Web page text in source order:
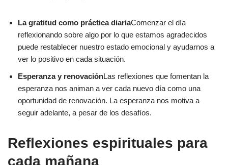
La gratitud como práctica diariaComenzar el día
reflexionando sobre algo por lo que estamos agradecidos
puede restablecer nuestro estado emocional y ayudarnos a
ver lo positivo en cada situación.
Esperanza y renovaciónLas reflexiones que fomentan la
esperanza nos animan a ver cada nuevo día como una
oportunidad de renovación. La esperanza nos motiva a
seguir adelante, a pesar de los desafíos.
Reflexiones espirituales para
cada mañana